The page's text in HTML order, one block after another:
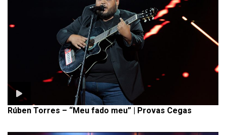
Rúben Torres – “Meu fado meu” | Provas Cegas